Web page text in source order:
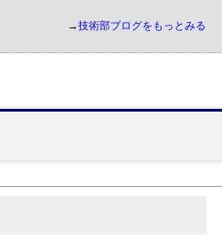
→技術部ブログをもっとみる